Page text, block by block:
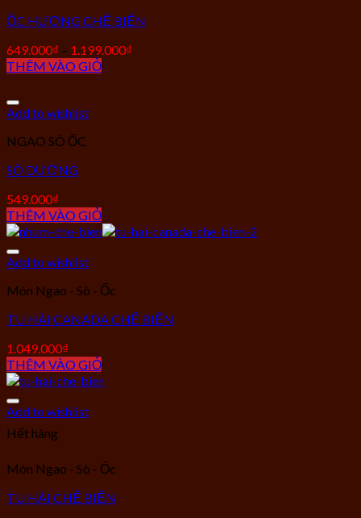
ỐC HƯƠNG CHẾ BIẾN
649.000₫ – 1.199.000₫
THÊM VÀO GIỎ
Add to wishlist
NGAO SÒ ỐC
SÒ DƯƠNG
549.000₫
THÊM VÀO GIỎ
Add to wishlist
Món Ngao - Sò - Ốc
TU HÀI CANADA CHẾ BIẾN
1.049.000₫
THÊM VÀO GIỎ
Add to wishlist
Hết hàng
Món Ngao - Sò - Ốc
TU HÀI CHẾ BIẾN